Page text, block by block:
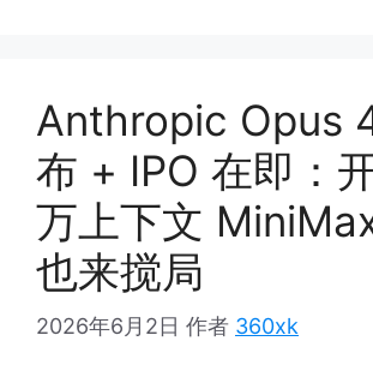
Anthropic Opus
布 + IPO 在即：
万上下文
也来搅局
2026年6月2日 作者 360xk